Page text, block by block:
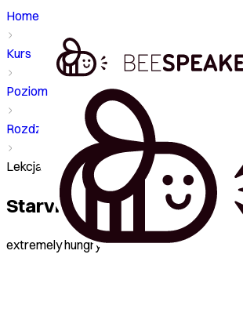
Home
Kurs
Poziom - B2
Rozdział
Lekcja - Starving
Starving
extremely hungry to the point of feeling weak